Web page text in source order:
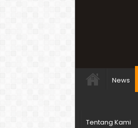
News
Tentang Kami